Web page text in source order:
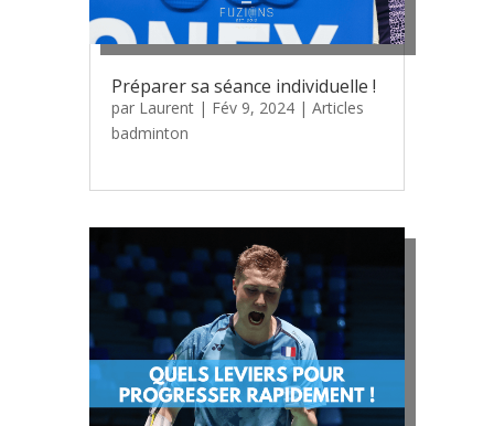
Préparer sa séance individuelle !
par Laurent| Fév 9, 2024| Articles
badminton